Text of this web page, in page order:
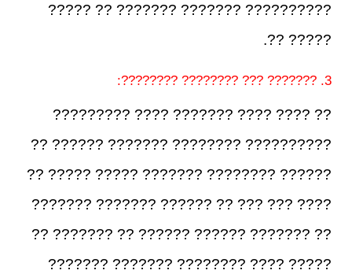
?????????? ??????? ??????? ?? ?????
????? ??.
3. ??????? ??? ???????? ????????:
?? ???? ???? ??????? ???? ?????????
?????????? ???????? ??????? ?????? ??
?????? ???????? ??????? ????? ????? ??
???? ??? ??? ?? ?????? ??????? ???????
?? ??????? ?????? ?????? ?? ??????? ??
????? ???? ???????? ??????? ???????